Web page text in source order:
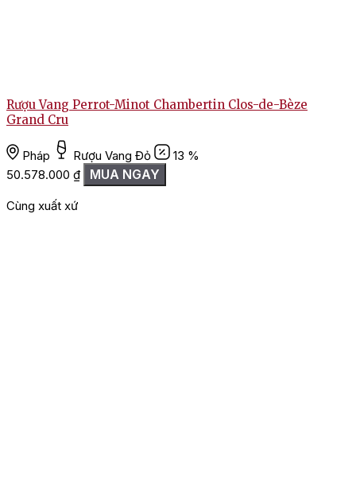
Rượu Vang Perrot-Minot Chambertin Clos-de-Bèze
Grand Cru
Pháp Rượu Vang Đỏ
13 %
50.578.000 ₫ MUA NGAY
Cùng xuất xứ